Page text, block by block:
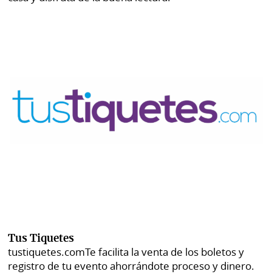
Tus Tiquetes
tustiquetes.comTe facilita la venta de los boletos y
registro de tu evento ahorrándote proceso y dinero.